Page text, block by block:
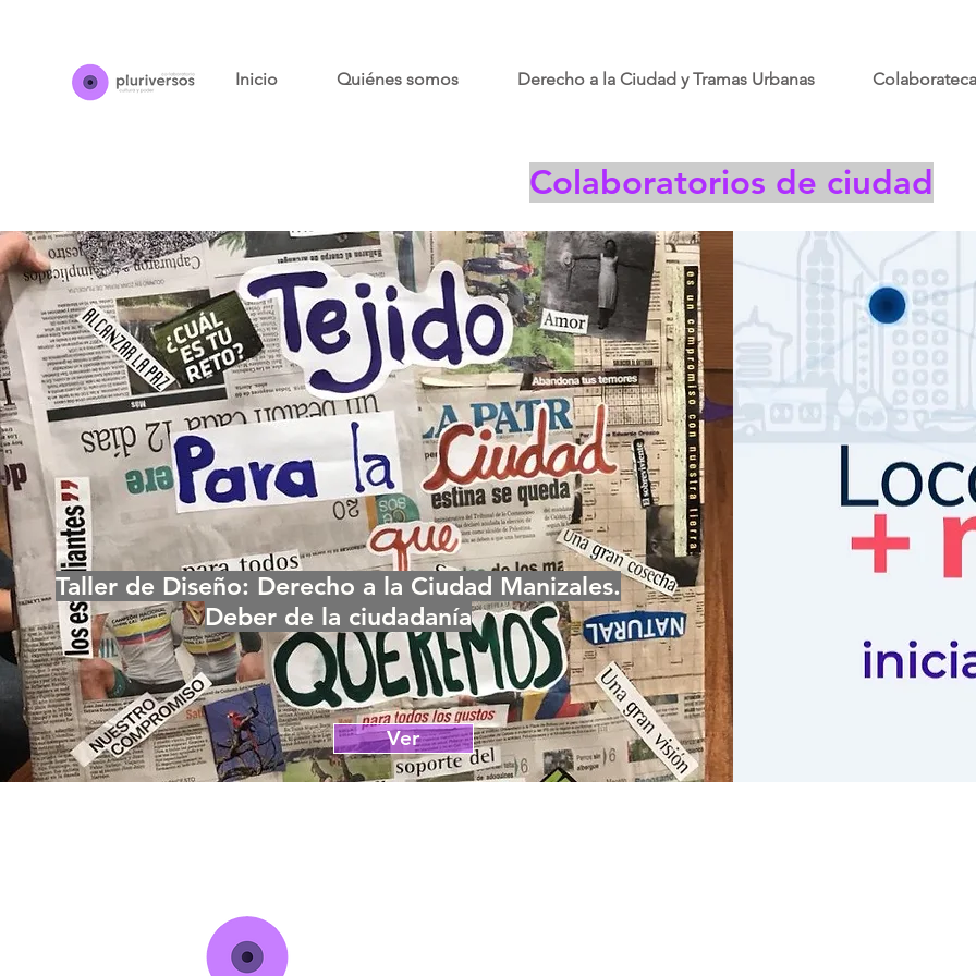
Inicio Quiénes somos Derecho a la Ciudad y Tramas Urbanas Colaborateca
Colaboratorios de ciudad
Ver
Taller de Diseño: Derecho a la Ciudad Manizales.
Deber de la ciudadanía